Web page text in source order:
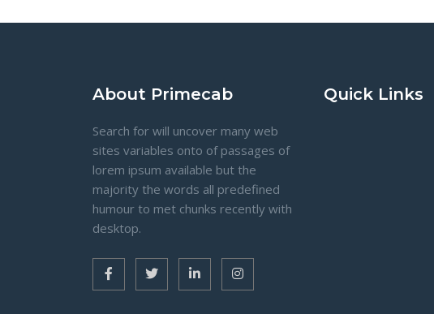
About Primecab
Search for will uncover many web
sites variables onto of passages of
lorem ipsum available but the
majority the words all predefined
humour to met chunks recently with
desktop.
Quick Links